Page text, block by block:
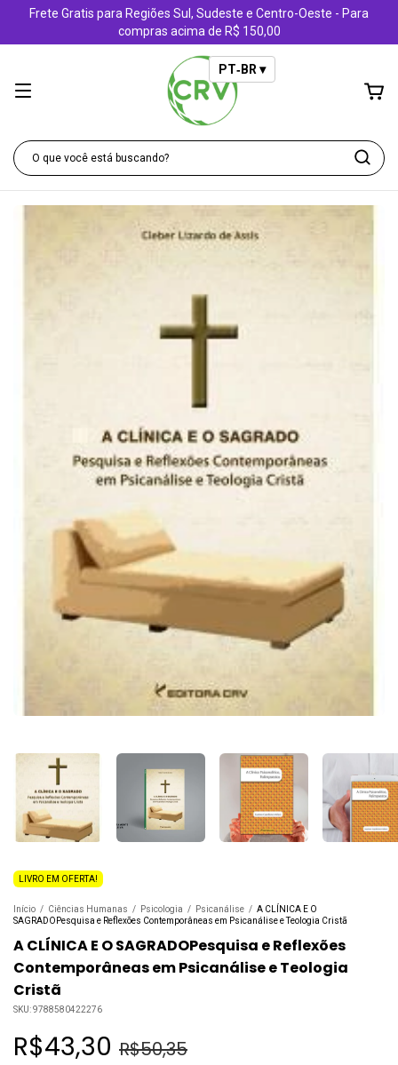
Frete Gratis para Regiões Sul, Sudeste e Centro-Oeste - Para
compras acima de R$ 150,00
PT‑BR ▾
LIVRO EM OFERTA!
Início / Ciências Humanas / Psicologia / Psicanálise / A CLÍNICA E O
SAGRADOPesquisa e Reflexões Contemporâneas em Psicanálise e Teologia Cristã
A CLÍNICA E O SAGRADOPesquisa e Reflexões
Contemporâneas em Psicanálise e Teologia
Cristã
SKU:9788580422276
R$43,30 R$50,35